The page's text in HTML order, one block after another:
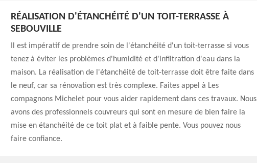
RÉALISATION D'ÉTANCHÉITÉ D'UN TOIT-TERRASSE À
SEBOUVILLE
Il est impératif de prendre soin de l'étanchéité d'un toit-terrasse si vous
tenez à éviter les problèmes d'humidité et d'infiltration d'eau dans la
maison. La réalisation de l'étanchéité de toit-terrasse doit être faite dans
le neuf, car sa rénovation est très complexe. Faites appel à Les
compagnons Michelet pour vous aider rapidement dans ces travaux. Nous
avons des professionnels couvreurs qui sont en mesure de bien faire la
mise en étanchéité de ce toit plat et à faible pente. Vous pouvez nous
faire confiance.